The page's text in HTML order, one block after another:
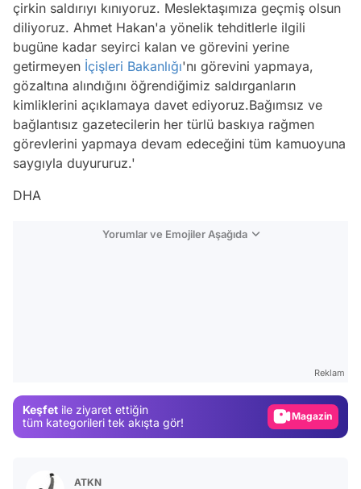
çirkin saldırıyı kınıyoruz. Meslektaşımıza geçmiş olsun
diliyoruz. Ahmet Hakan'a yönelik tehditlerle ilgili
bugüne kadar seyirci kalan ve görevini yerine
getirmeyen İçişleri Bakanlığı'nı görevini yapmaya,
gözaltına alındığını öğrendiğimiz saldırganların
kimliklerini açıklamaya davet ediyoruz.Bağımsız ve
bağlantısız gazetecilerin her türlü baskıya rağmen
görevlerini yapmaya devam edeceğini tüm kamuoyuna
saygıyla duyururuz.'
DHA
Yorumlar ve Emojiler Aşağıda
Reklam
Keşfet ile ziyaret ettiğin
tüm kategorileri tek akışta gör!
Gündem
Magazin
Video
ATKN